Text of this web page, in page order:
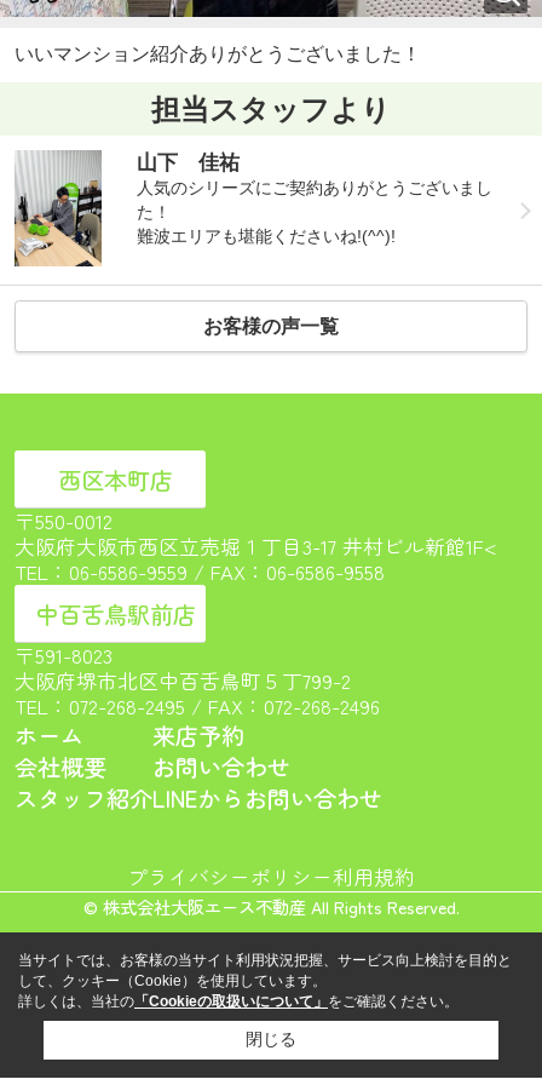
いいマンション紹介ありがとうございました！
担当スタッフより
山下 佳祐
人気のシリーズにご契約ありがとうございまし
た！
難波エリアも堪能くださいね!(^^)!
お客様の声一覧
西区本町店
〒550-0012
大阪府大阪市西区立売堀１丁目3-17 井村ビル新館1F<
TEL： 06-6586-9559 / FAX：06-6586-9558
中百舌鳥駅前店
〒591-8023
大阪府堺市北区中百舌鳥町５丁799-2
TEL： 072-268-2495 / FAX：072-268-2496
ホーム
会社概要
スタッフ紹介
来店予約
お問い合わせ
LINEからお問い合わせ
プライバシーポリシー利用規約
© 株式会社大阪エース不動産 All Rights Reserved.
当サイトでは、お客様の当サイト利用状況把握、サービス向上検討を目的と
して、クッキー（Cookie）を使用しています。
詳しくは、当社の 「Cookieの取扱いについて」 をご確認ください。
閉じる